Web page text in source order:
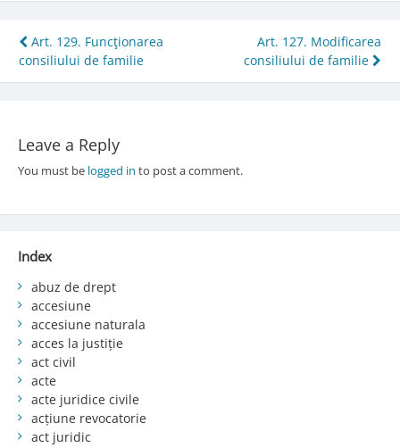
Post
navigation
Art. 129. Funcţionarea
consiliului de familie
Art. 127. Modificarea
consiliului de familie
Leave a Reply
You must be logged in to post a comment.
Index
abuz de drept
accesiune
accesiune naturala
acces la justiție
act civil
acte
acte juridice civile
acțiune revocatorie
act juridic